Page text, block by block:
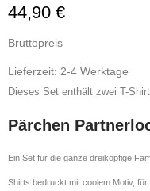
44,90 €
Bruttopreis
Lieferzeit: 2-4 Werktage
Dieses Set enthält zwei T-
Pärchen
Ein Set für die ganze dreiköpfige
Shirts bedruckt mit coolem Motiv, für